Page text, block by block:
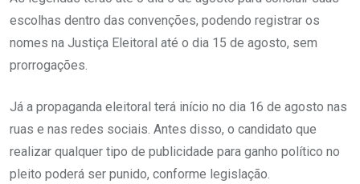
escolhas dentro das convenções, podendo registrar os
nomes na Justiça Eleitoral até o dia 15 de agosto, sem
prorrogações.
Já a propaganda eleitoral terá início no dia 16 de agosto nas
ruas e nas redes sociais. Antes disso, o candidato que
realizar qualquer tipo de publicidade para ganho político no
pleito poderá ser punido, conforme legislação.